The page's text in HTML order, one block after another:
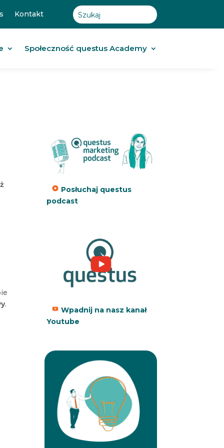
Kontakt
Społeczność questus Academy
.
Posłuchaj questus
podcast
Wpadnij na nasz kanał
Youtube